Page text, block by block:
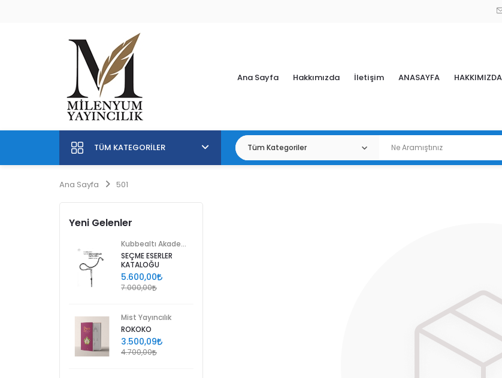
Ana Sayfa Hakkımızda İletişim ANASAYFA HAKKIMIZDA
TÜM KATEGORILER
Ana Sayfa 501
Yeni Gelenler
SEÇME ESERLER
KATALOĞU
5.600,00
7.000,00
Mist Yayıncılık
ROKOKO
3.500,09
4.700,00